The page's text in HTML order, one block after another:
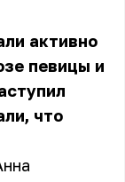
активно
певицы и
что